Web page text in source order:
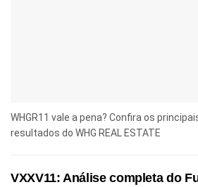
WHGR11 vale a pena? Confira os
resultados do WHG REAL ESTATE
VXXV11: Análise completa do